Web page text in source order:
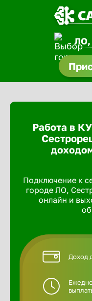
ЛО,
Работа в
Подключение к
городе ЛО,
онлайн и
Доход